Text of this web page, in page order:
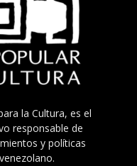
la Cultura, es el
responsable de
y políticas